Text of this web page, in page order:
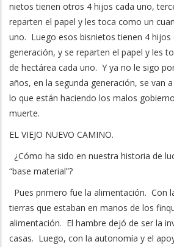
nietos tienen otros 4 hijos cada uno,
reparten el papel y les toca como un
uno. Luego esos bisnietos tienen 4 hijos
generación, y se reparten el papel y les
de hectárea cada uno. Y ya no le sigo
años, en la segunda generación, se van
lo que están haciendo los malos
muerte.
EL VIEJO NUEVO CAMINO.
¿Cómo ha sido en nuestra historia de
“base material”?
Pues primero fue la alimentación. Con
tierras que estaban en manos de los
alimentación. El hambre dejó de ser la
casas. Luego, con la autonomía y el